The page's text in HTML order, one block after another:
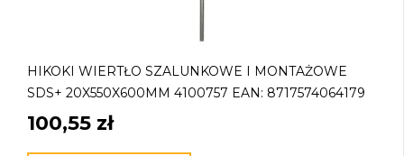
HIKOKI WIERTŁO SZALUNKOWE I MONTAŻOWE
SDS+ 20X550X600MM 4100757 EAN: 8717574064179
100,55 zł